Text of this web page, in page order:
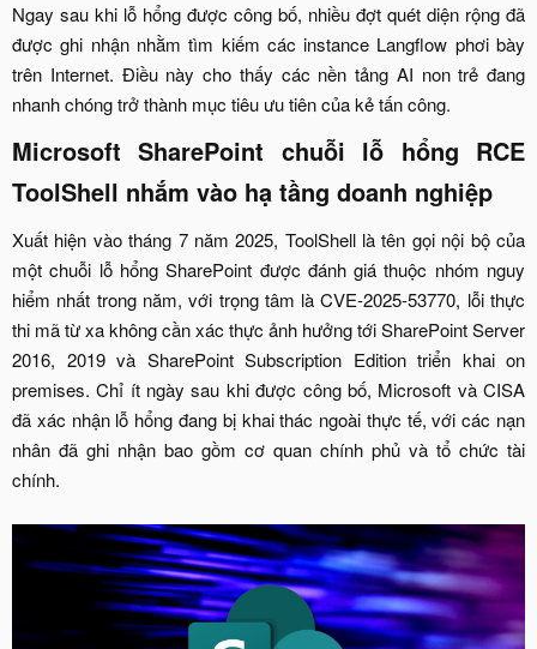
Ngay sau khi lỗ hổng được công bố, nhiều đợt quét diện rộng đã
được ghi nhận nhằm tìm kiếm các instance Langflow phơi bày
trên Internet. Điều này cho thấy các nền tảng AI non trẻ đang
nhanh chóng trở thành mục tiêu ưu tiên của kẻ tấn công.​
Microsoft SharePoint chuỗi lỗ hổng RCE
ToolShell nhắm vào hạ tầng doanh nghiệp​
Xuất hiện vào tháng 7 năm 2025, ToolShell là tên gọi nội bộ của
một chuỗi lỗ hổng SharePoint được đánh giá thuộc nhóm nguy
hiểm nhất trong năm, với trọng tâm là CVE-2025-53770, lỗi thực
thi mã từ xa không cần xác thực ảnh hưởng tới SharePoint Server
2016, 2019 và SharePoint Subscription Edition triển khai on
premises. Chỉ ít ngày sau khi được công bố, Microsoft và CISA
đã xác nhận lỗ hổng đang bị khai thác ngoài thực tế, với các nạn
nhân đã ghi nhận bao gồm cơ quan chính phủ và tổ chức tài
chính.​